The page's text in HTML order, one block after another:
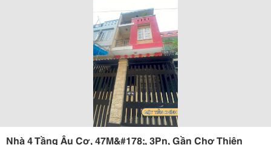
Nhà 4 Tầng Âu Cơ, 47M&#178;, 3Pn, Gần Chợ Thiên